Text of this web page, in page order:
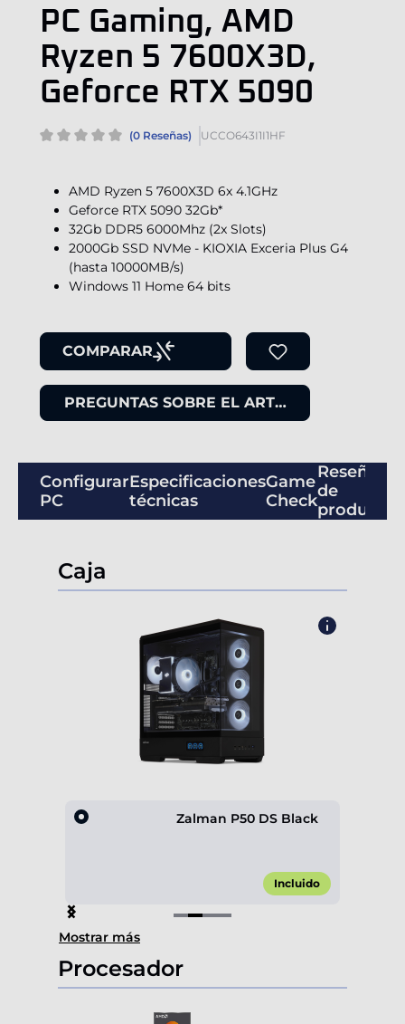
PC Gaming, AMD
Ryzen 5 7600X3D,
Geforce RTX 5090
(0 Reseñas) UCCO643I1I1HF
AMD Ryzen 5 7600X3D 6x 4.1GHz
Geforce RTX 5090 32Gb*
32Gb DDR5 6000Mhz (2x Slots)
2000Gb SSD NVMe - KIOXIA Exceria Plus G4
(hasta 10000MB/s)
Windows 11 Home 64 bits
COMPARAR
PREGUNTAS SOBRE EL ARTÍCULO
Configurar
PC
Especificaciones
técnicas
Game
Check
Reseñas
de
productos
Caja
Zalman P50 DS Black
Incluido
Item
2
of
4
Mostrar más
Procesador